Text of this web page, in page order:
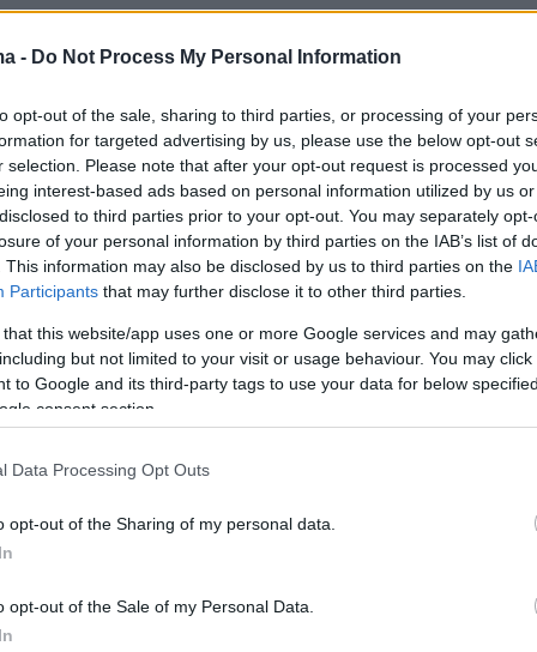
- Do Not Process My Personal Information
opt-out of the sale, sharing to third parties, or processing of your
for targeted advertising by us, please use the below opt-out
selection. Please note that after your opt-out request is processed
interest-based ads based on personal information utilized by us
to third parties prior to your opt-out. You may separately
of your personal information by third parties on the IAB’s list of
This information may also be disclosed by us to third parties on the
Participants that may further disclose it to other third parties.
that this website/app uses one or more Google services and may
but not limited to your visit or usage behaviour. You may
to Google and its third-party tags to use your data for below
consent section.
Data Processing Opt Outs
opt-out of the Sharing of my personal data.
opt-out of the Sale of my Personal Data.
κάνει την εμφάνισή τους τα εισαγόμενα.
από τους στάβλους όλα τα ελληνικά.
υπάρχει.Ίσως μεγαλύτερο
από θέμα σφαγείων, δηλαδή από
στις οποίες δεν μπορούν να βγουν τα
και να σφαχτούν, να ετοιμαστούν
εμάς. Περισσότερο θα έλεγα ότι υπάρχει
τα ζώα από κάποιες περιοχές να πάνε
στα οποία είναι σφαγεία τα οποία αυτή
υπολειτουργούν ή δεν λειτουργούν διότι δεν
σφαγεία. Είναι ορισμένες περιοχές
ζώα αυτή την εποχή. Θεωρώ ότι είναι το
εκεί. Όχι στην έλλειψη ζώων»